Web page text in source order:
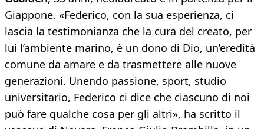
Giappone. «Federico, con la sua esperienza, ci
lascia la testimonianza che la cura del creato, per
lui l’ambiente marino, è un dono di Dio, un’eredità
comune da amare e da trasmettere alle nuove
generazioni. Unendo passione, sport, studio
universitario, Federico ci dice che ciascuno di noi
può fare qualche cosa per gli altri», ha scritto il